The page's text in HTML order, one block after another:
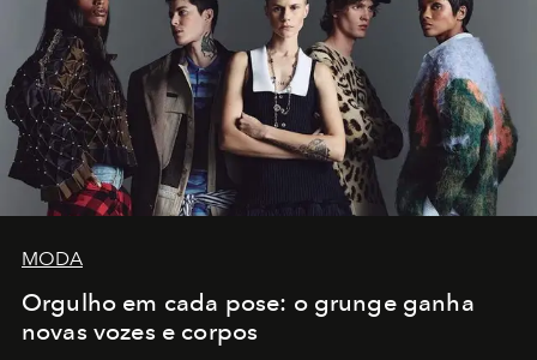
MODA
Orgulho em cada pose: o grunge ganha
novas vozes e corpos